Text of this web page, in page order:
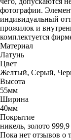
фотографии.
индивидуальный
прожилок и
комплектуется
Материал
Латунь
Цвет
Желтый, Серый,
Высота
55мм
Ширина
40мм
Покрытие
никель, золото 999,9
Пока нет отзывов о